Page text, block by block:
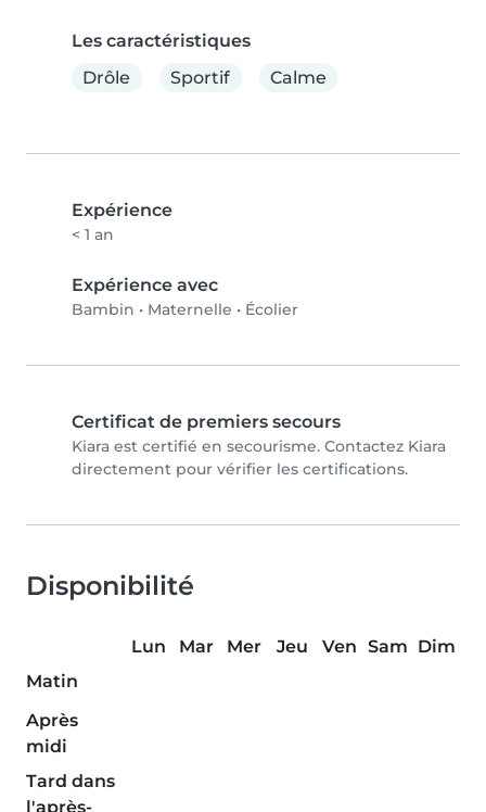
Les caractéristiques
Drôle
Sportif Calme
Expérience
< 1 an
Expérience avec
Bambin • Maternelle • Écolier
Certificat de premiers secours
Kiara est certifié en secourisme. Contactez Kiara
directement pour vérifier les certifications.
Disponibilité
Lun Mar Mer Jeu Ven Sam Dim
Matin
Après
midi
Tard dans
l'après-